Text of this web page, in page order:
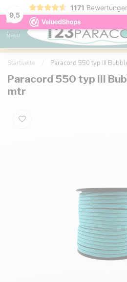
9,5
1171
Kostenlose Lieferung nach Hause ab
MENU
Startseite Paracord 550 typ III
Paracord 550 typ III
mtr